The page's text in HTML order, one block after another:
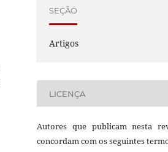
SEÇÃO
Artigos
LICENÇA
Autores que publicam nesta
concordam com os seguintes